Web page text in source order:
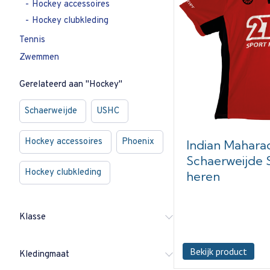
Hockey accessoires
Hockey clubkleding
Tennis
Zwemmen
Gerelateerd aan "Hockey"
Schaerweijde USHC
Hockey accessoires Phoenix
Hockey clubkleding
Klasse
Kledingmaat
Indian
Schaerweijde
heren
Bekijk product